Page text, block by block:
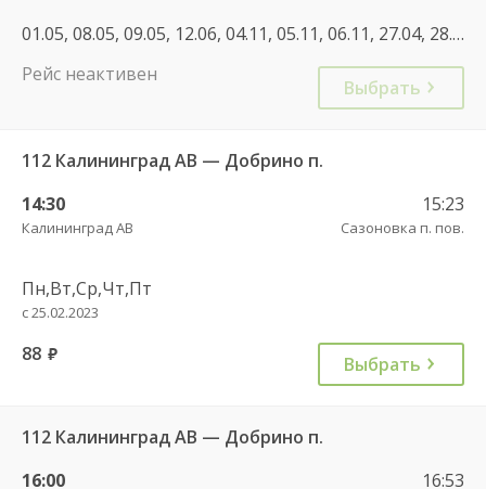
01.05, 08.05, 09.05, 12.06, 04.11, 05.11, 06.11, 27.04, 28.12, 01.11
Рейс неактивен
Выбрать
112 Калининград АВ — Добрино п.
14:30
Калининград АВ
15:23
Сазоновка п. пов.
Пн,Вт,Ср,Чт,Пт
с 25.02.2023
88 руб. Выбрать
112 Калининград АВ — Добрино п.
16:00
16:53